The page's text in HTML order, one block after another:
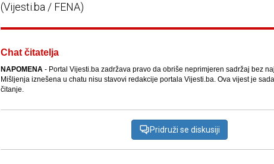
(Vijesti.ba / FENA)
Chat čitatelja
NAPOMENA- Portal Vijesti.ba zadržava pravo da obriše neprimjeren sadržaj bez
Mišljenja iznešena u chatu nisu stavovi redakcije portala Vijesti.ba. Ova vijest je
čitanje.
Pridruži se diskusiji